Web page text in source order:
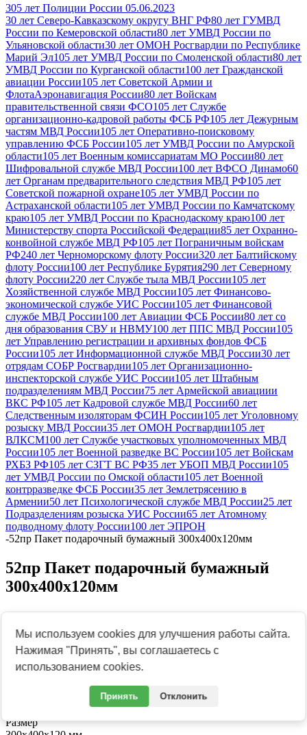
305 лет Полиции России 05.06.2023
30 лет Северо-Кавказскому округу ВНГ РФ80 лет ГУМВД
России по Кемеровской области80 лет УМВД России по
Ульяновской области30 лет ОМОН Росгвардии по Республике
Марий Эл105 лет УМВД России по Смоленской области80 лет
УМВД России по Курганской области100 лет Гражданской
авиации России105 лет Советской Армии и
ФлотаАэронавигация России80 лет Войскам
правительственной связи ФСО105 лет Службе
организационно-кадровой работы ФСБ РФ105 лет Дежурным
частям МВД России105 лет Оперативно-поисковому
управлению ФСБ России105 лет УМВД России по Амурской
области105 лет Военным комиссариатам МО России80 лет
Шифровальной службе МВД России100 лет ВФСО Динамо60
лет Органам предварительного следствия МВД РФ105 лет
Советской пожарной охране105 лет УМВД России по
Астраханской области105 лет УМВД России по Камчатскому
краю105 лет УМВД России по Краснодаскому краю100 лет
Министерству спорта Российской Федерации85 лет Охранно-
конвойной службе МВД РФ105 лет Пограничным войскам
РФ240 лет Черноморскому флоту России320 лет Балтийскому
флоту России100 лет Республике Бурятия290 лет Северному
флоту России220 лет Службе тыла МВД России105 лет
Хозяйственной службе МВД России105 лет Финансово-
экономической службе УИС России105 лет Финансовой
службе МВД России100 лет Авиации ФСБ России80 лет со
дня образования СВУ и НВМУ100 лет ППС МВД России105
лет Управлению регистрации и архивных фондов ФСБ
России105 лет Информационной службе МВД России30 лет
отрядам СОБР Росгвардии105 лет Организационно-
инспекторской службе УИС России105 лет Штабным
подразделениям МВД России75 лет Армейской авиациии
ВКС РФ105 лет Кадровой службе МВД России60 лет
Следственным изоляторам ФСИН России105 лет Уголовному
розыску МВД России35 лет ОМОН Росгвардии105 лет
ВЛКСМ100 лет Службе участковых уполномоченных МВД
России105 лет Военной разведке ВС России105 лет Войскам
РХБЗ РФ105 лет СЗГТ ВС РФ35 лет УБОП МВД России105
лет УМВД России по Омской области105 лет Военной
контрразведке ФСБ России35 лет Землетрясению в
Армении50 лет Психологической службе МВД России25 лет
Подразделениям розыска УИС России65 лет Атомному
подводному флоту России100 лет ЭПРОН
-52пр Пакет подарочный бумажный 300х400х120мм
52пр Пакет подарочный бумажный
300х400х120мм
Н00122809
Размер
Мы используем cookies для улучшения работы сайта.
Нажимая "Принять", вы соглашаетесь с
использованием cookies.
Принять Отклонить